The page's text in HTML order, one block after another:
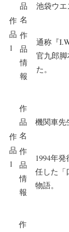
作
品
1
品
名
池袋ウエ
作
品
情
報
通称『
官九郎
た。
作
品
1
作
品
名
機関車先
作
品
情
報
1994年
任した「
物語。
作